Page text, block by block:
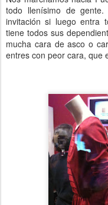
todo llenísimo de
invitación si luego entra
tiene todos sus
mucha cara de asco o
entres con peor cara, que